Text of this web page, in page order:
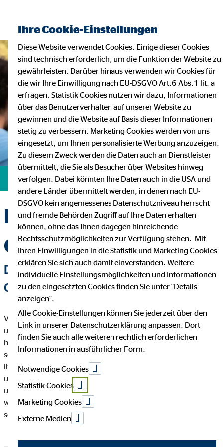
Erfahrungen unserer
OVB Kunden
DAS LEBEN SCHREIBT SEINE EIGENEN
GESCHICHTEN
Viele zufriedene Kunden sind der beste Beweis dafür, dass wir
unseren Job verstehen. Deswegen gewähren wir einen Blick
hinter die Kulissen und lassen Menschen zu Wort kommen, die
schon lange auf OVB vertrauen. Unsere Kunden erzählen von
ihren ganz persönlichen Erfahrungen mit OVB – davon, was
unsere Finanzberatung für ihren Alltag bedeutet, welche Ziele
und Wünsche sie zusammen mit uns erreichen konnten oder in
welchen Momenten ihr OVB Finanzberater Stütze in
schwierigen Zeiten war.
Ihre Cookie-Einstellungen
Diese Website verwendet Cookies. Einige dieser Cookies
sind technisch erforderlich, um die Funktion der Website zu
gewährleisten. Darüber hinaus verwenden wir Cookies für
die wir Ihre Einwilligung nach EU-DSGVO Art.6 Abs.1 lit. a
erfragen. Statistik Cookies nutzen wir dazu, Informationen
über das Benutzerverhalten auf unserer Website zu
gewinnen und die Website auf Basis dieser Informationen
stetig zu verbessern. Marketing Cookies werden von uns
eingesetzt, um Ihnen personalisierte Werbung anzuzeigen.
Zu diesem Zweck werden die Daten auch an Dienstleister
übermittelt, die Sie als Besucher über Websites hinweg
verfolgen. Dabei könnten Ihre Daten auch in die USA und
andere Länder übermittelt werden, in denen nach EU-
DSGVO kein angemessenes Datenschutzniveau herrscht
und fremde Behörden Zugriff auf Ihre Daten erhalten
können, ohne das Ihnen dagegen hinreichende
Rechtsschutzmöglichkeiten zur Verfügung stehen. Mit
Ihren Einwilligungen in die Statistik und Marketing Cookies
erklären Sie sich auch damit einverstanden. Weitere
individuelle Einstellungsmöglichkeiten und Informationen
zu den eingesetzten Cookies finden Sie unter "Details
anzeigen".
Alle Cookie-Einstellungen können Sie jederzeit über den
Link in unserer Datenschutzerklärung anpassen. Dort
finden Sie auch alle weiteren rechtlich erforderlichen
Informationen in ausführlicher Form.
Notwendige Cookies
Statistik Cookies
Marketing Cookies
Externe Medien